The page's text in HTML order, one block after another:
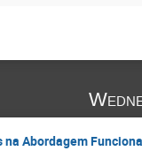
na Abordagem